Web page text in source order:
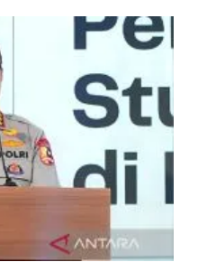
Sains Kepolisian